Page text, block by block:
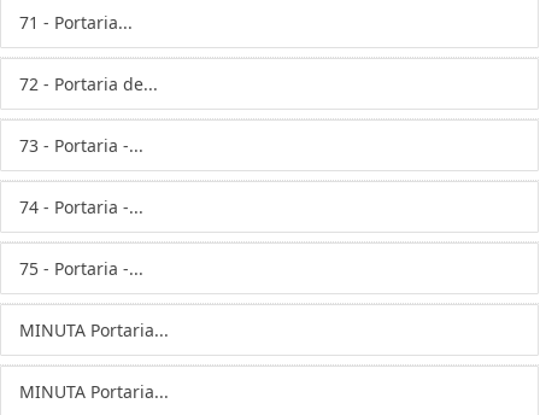
71 - Portaria...
72 - Portaria de...
73 - Portaria -...
74 - Portaria -...
75 - Portaria -...
MINUTA Portaria...
MINUTA Portaria...